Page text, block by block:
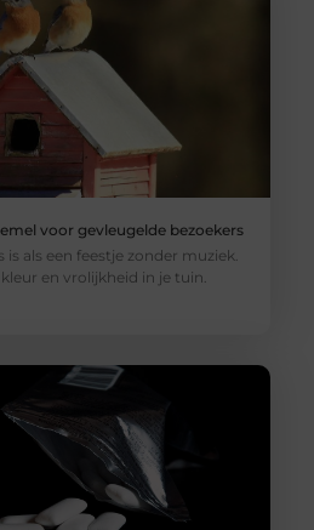
voor gevleugelde bezoekers
als een feestje zonder muziek.
en vrolijkheid in je tuin.